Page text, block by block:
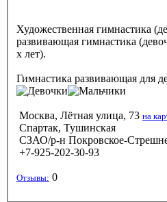
Художественная гимнастика
развивающая гимнастика
х лет).
Гимнастика развивающая для
Москва, Лётная улица, 73 на
Спартак, Тушинская
СЗАО/р-н Покровское-
+7-925-202-30-93
Отзывы: 0